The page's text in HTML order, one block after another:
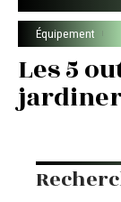
Équipement
Les 5